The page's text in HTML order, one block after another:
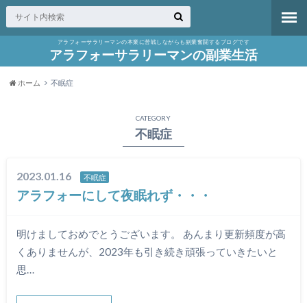
アラフォーサラリーマンの本業に苦戦しながらも副業奮闘するブログです
アラフォーサラリーマンの副業生活
ホーム 不眠症
CATEGORY
不眠症
2023.01.16 不眠症
アラフォーにして夜眠れず・・・
明けましておめでとうございます。 あんまり更新頻度が高
くありませんが、2023年も引き続き頑張っていきたいと
思…